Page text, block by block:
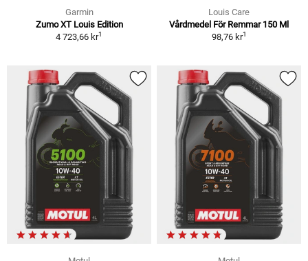
Garmin
Zumo XT Louis Edition
4 723,66 kr1
Louis Care
Vårdmedel För Remmar 150 Ml
98,76 kr1